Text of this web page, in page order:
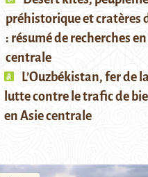
préhistorique et cratères
: résumé de recherches
centrale
L’Ouzbékistan, fer de
lutte contre le trafic de
en Asie centrale